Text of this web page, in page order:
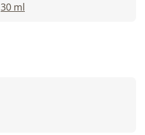
30 ml